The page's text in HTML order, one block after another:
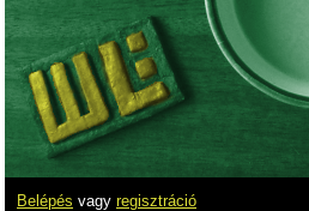
Belépés vagy regisztráció